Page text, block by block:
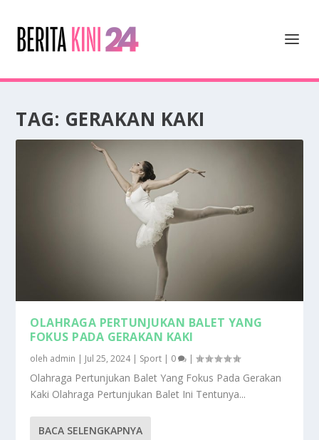
TAG: GERAKAN KAKI
OLAHRAGA PERTUNJUKAN BALET YANG
FOKUS PADA GERAKAN KAKI
oleh admin | Jul 25, 2024| Sport | 0 |
Olahraga Pertunjukan Balet Yang Fokus Pada Gerakan
Kaki Olahraga Pertunjukan Balet Ini Tentunya...
BACA SELENGKAPNYA